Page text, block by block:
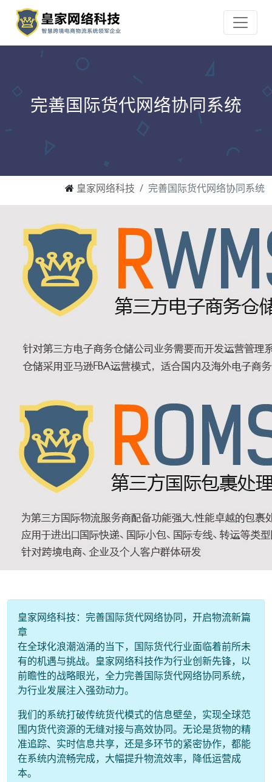
完善国际货代网络协同系统
皇家网络科技 完善国际货代网络协同系统
皇家网络科技：完善国际货代网络协同，开启物流新篇
章
在全球化浪潮汹涌的当下，国际货代行业面临着前所未
有的机遇与挑战。皇家网络科技作为行业创新先锋，以
前瞻性的战略眼光，全力完善国际货代网络协同系统，
为行业发展注入强劲动力。
我们的系统打破传统货代模式的信息壁垒，实现全球范
围内货代资源的无缝对接与高效协同。无论是货物的精
准追踪、实时信息共享，还是多环节的紧密协作，都能
在系统内流畅完成，大幅提升物流效率，降低运营成
本。